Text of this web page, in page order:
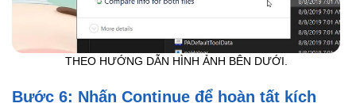
THEO HƯỚNG DẪN HÌNH ẢNH BÊN DƯỚI.
Bước 6: Nhấn Continue để hoàn tất kích